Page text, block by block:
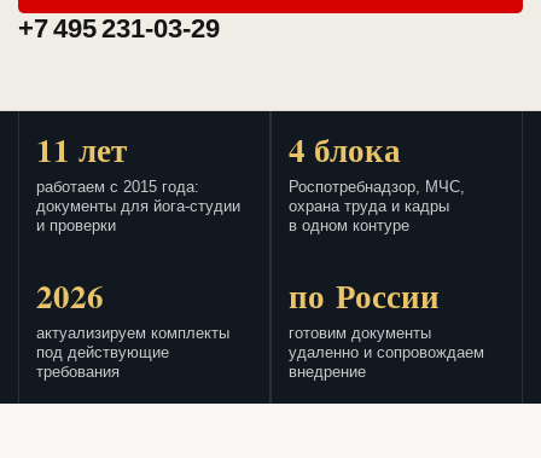
+7 495 231-03-29
11 лет
работаем с 2015 года:
документы для йога-студии
и проверки
4 блока
Роспотребнадзор, МЧС,
охрана труда и кадры
в одном контуре
2026
актуализируем комплекты
под действующие
требования
по России
готовим документы
удаленно и сопровождаем
внедрение